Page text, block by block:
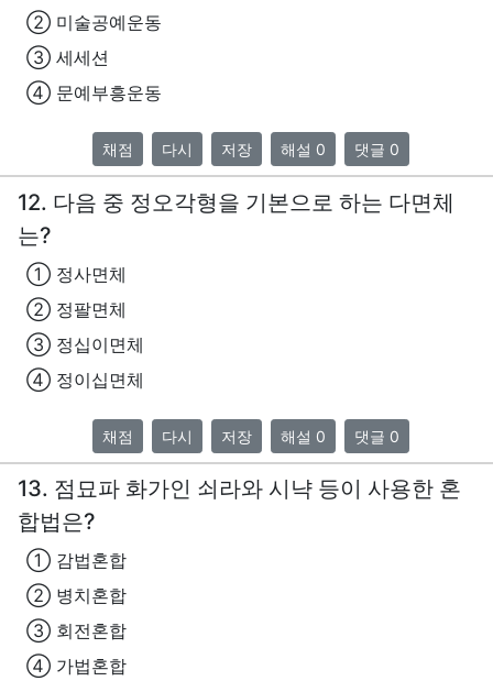
② 미술공예운동
③ 세세션
④ 문예부흥운동
채점 다시 저장 해설 0 댓글 0
12. 다음 중 정오각형을 기본으로 하는 다면체
는?
① 정사면체
② 정팔면체
③ 정십이면체
④ 정이십면체
채점 다시 저장 해설 0 댓글 0
13. 점묘파 화가인 쇠라와 시냑 등이 사용한 혼
합법은?
① 감법혼합
② 병치혼합
③ 회전혼합
④ 가법혼합